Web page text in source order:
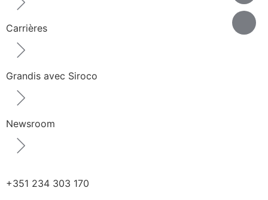
Carrières
Grandis avec Siroco
Newsroom
+351 234 303 170